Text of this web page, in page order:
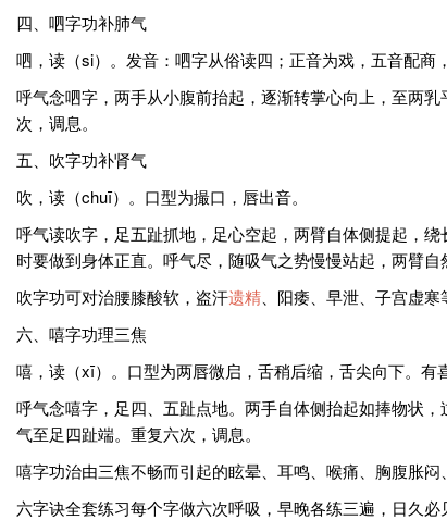
四、呬字功补肺气
呬，读（si）。发音：呬字从俗读四；正音为戏，五音配商
呼气念呬字，两手从小腹前抬起，逐渐转掌心向上，至两
次，调息。
五、吹字功补肾气
吹，读（chuī）。口型为撮口，唇出音。
呼气读吹字，足五趾抓地，足心空起，两臂自体侧提起，
时要做到身体正直。呼气尽，随吸气之势慢慢站起，两臂自
吹字功可对治腰膝酸软，盗汗遗精 、阳痿、早泄、子宫虚寒
六、嘻字功理三焦
嘻，读（xī）。口型为两唇微启，舌稍后缩，舌尖向下。有
呼气念嘻字，足四、五趾点地。两手自体侧抬起如捧物状
气至足四趾端。重复六次，调息。
嘻字功治由三焦不畅而引起的眩晕、耳鸣、喉痛、胸腹胀闷
六字诀全套练习每个字做六次呼吸，早晚各练三遍，日久必